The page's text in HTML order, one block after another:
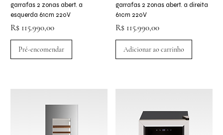
garrafas 2 zonas abert. a
esquerda 61cm 220V
Preço
R$ 115.990,00
Pré-encomendar
garrafas 2 zonas abert. a direita
61cm 220V
Preço
R$ 115.990,00
Adicionar ao carrinho